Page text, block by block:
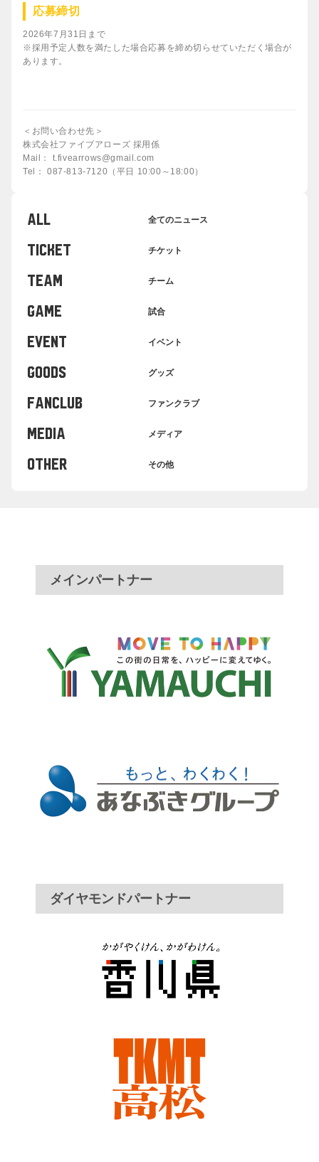
応募締切
2026年7月31日まで
※採用予定人数を満たした場合応募を締め切らせていただく場合が
あります。
＜お問い合わせ先＞
株式会社ファイブアローズ 採用係
Mail： t.fivearrows@gmail.com
Tel： 087-813-7120（平日 10:00～18:00）
ALL 全てのニュース
TICKET チケット
TEAM チーム
GAME 試合
EVENT イベント
GOODS グッズ
FANCLUB ファンクラブ
MEDIA メディア
OTHER その他
メインパートナー
ダイヤモンドパートナー